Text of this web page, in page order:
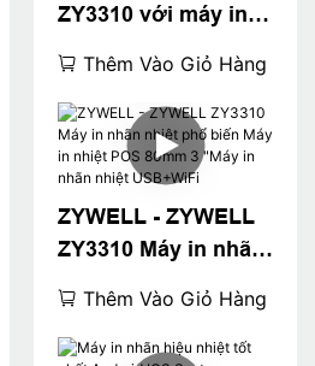
ZY3310 với máy in
inch
Thêm Vào Giỏ Hàng
ZYWELL - ZYWELL
ZY3310 Máy in nhãn
in nhiệt POS 80mm 3
"Máy in nhãn nhiệt
Thêm Vào Giỏ Hàng